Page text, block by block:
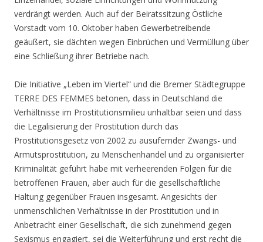
verdrängt werden. Auch auf der Beiratssitzung Östliche
Vorstadt vom 10. Oktober haben Gewerbetreibende
geäußert, sie dächten wegen Einbrüchen und Vermüllung über
eine Schließung ihrer Betriebe nach.
Die Initiative „Leben im Viertel“ und die Bremer Städtegruppe
TERRE DES FEMMES betonen, dass in Deutschland die
Verhältnisse im Prostitutionsmilieu unhaltbar seien und dass
die Legalisierung der Prostitution durch das
Prostitutionsgesetz von 2002 zu ausufernder Zwangs- und
Armutsprostitution, zu Menschenhandel und zu organisierter
Kriminalität geführt habe mit verheerenden Folgen für die
betroffenen Frauen, aber auch für die gesellschaftliche
Haltung gegenüber Frauen insgesamt. Angesichts der
unmenschlichen Verhältnisse in der Prostitution und in
Anbetracht einer Gesellschaft, die sich zunehmend gegen
Sexismus engagiert, sei die Weiterführung und erst recht die